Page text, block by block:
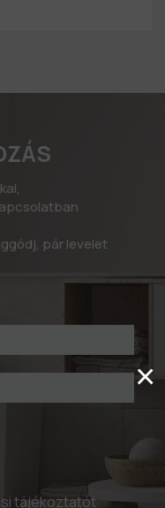
pár levelet
tájékoztatót
×